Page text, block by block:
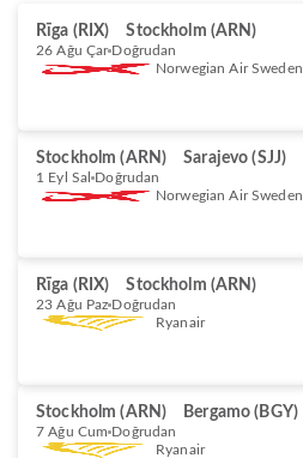
Rīga (RIX) Stockholm (ARN)
26 Ağu Çar Doğrudan
Norwegian Air Sweden
Stockholm (ARN) Sarajevo (SJJ)
1 Eyl Sal Doğrudan
Norwegian Air Sweden
Rīga (RIX) Stockholm (ARN)
23 Ağu Paz Doğrudan
Ryanair
Stockholm (ARN) Bergamo (BGY)
7 Ağu Cum Doğrudan
Ryanair